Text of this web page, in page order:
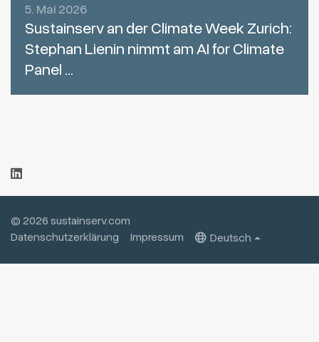
5. Mai 2026
Sustainserv an der Climate Week Zurich:
Stephan Lienin nimmt am AI for Climate
Panel ...
© 2026 sustainserv.com
Datenschutzerklärung
Impressum Deutsch